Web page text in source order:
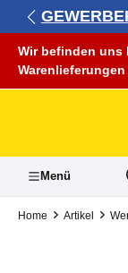
springen
Wir befinden uns
Menü
Home Artikel